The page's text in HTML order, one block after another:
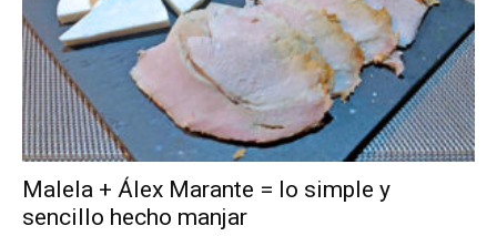
Malela + Álex Marante = lo simple y
sencillo hecho manjar